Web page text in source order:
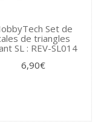
Set de
de triangles
SL : REV-SL014
6,90€